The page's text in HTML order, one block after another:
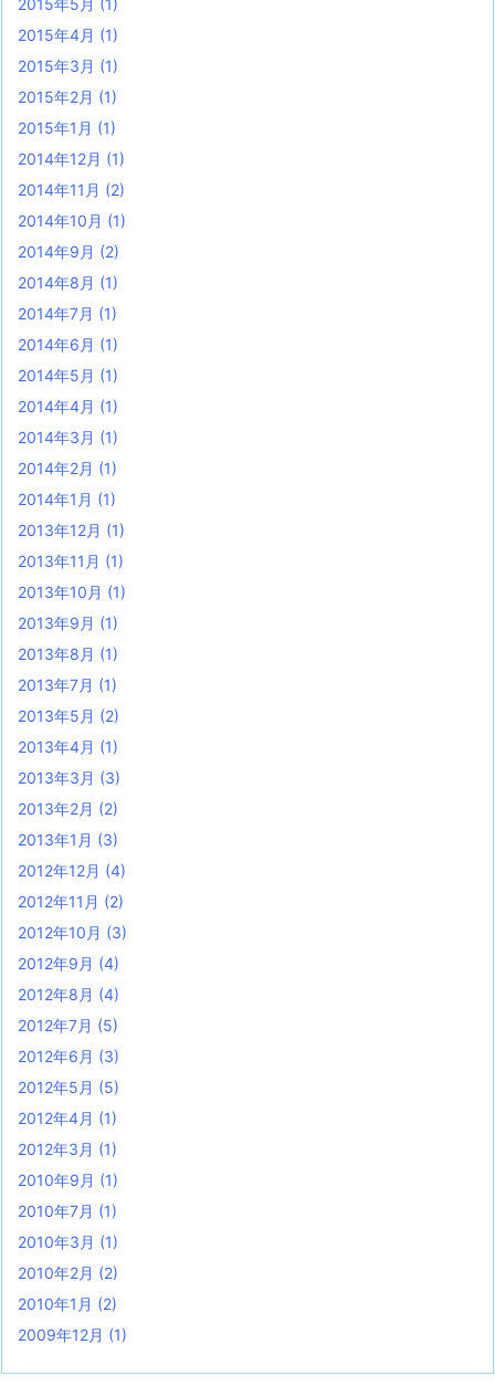
2015年5月 (1)
2015年4月 (1)
2015年3月 (1)
2015年2月 (1)
2015年1月 (1)
2014年12月 (1)
2014年11月 (2)
2014年10月 (1)
2014年9月 (2)
2014年8月 (1)
2014年7月 (1)
2014年6月 (1)
2014年5月 (1)
2014年4月 (1)
2014年3月 (1)
2014年2月 (1)
2014年1月 (1)
2013年12月 (1)
2013年11月 (1)
2013年10月 (1)
2013年9月 (1)
2013年8月 (1)
2013年7月 (1)
2013年5月 (2)
2013年4月 (1)
2013年3月 (3)
2013年2月 (2)
2013年1月 (3)
2012年12月 (4)
2012年11月 (2)
2012年10月 (3)
2012年9月 (4)
2012年8月 (4)
2012年7月 (5)
2012年6月 (3)
2012年5月 (5)
2012年4月 (1)
2012年3月 (1)
2010年9月 (1)
2010年7月 (1)
2010年3月 (1)
2010年2月 (2)
2010年1月 (2)
2009年12月 (1)